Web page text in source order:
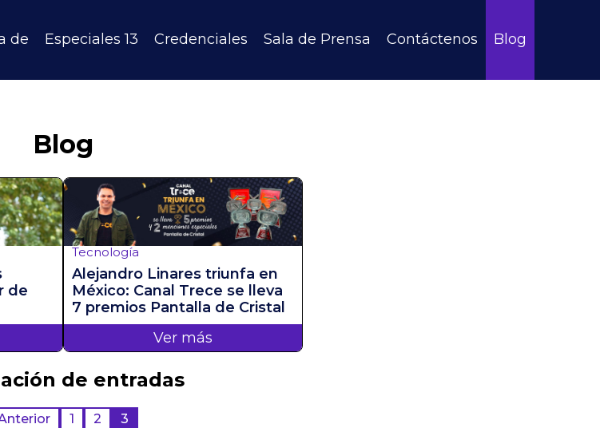
de Especiales 13 Credenciales Sala de Prensa Contáctenos Blog
Blog
de
Tecnología
Alejandro Linares triunfa en
México: Canal Trece se lleva
7 premios Pantalla de Cristal
Ver más
de entradas
1 2 3